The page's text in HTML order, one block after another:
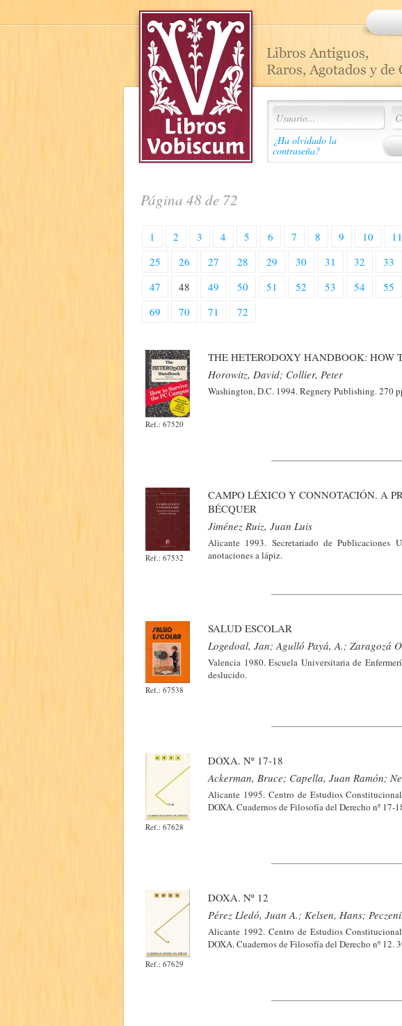
¿Ha olvidado la
contraseña?
Página 48 de 72
1 2 3 4 5 6 7 8 9 10 11
25
26 27 28 29 30 31 32 33
47
48 49 50 51 52 53 54 55
69
70 71 72
Ref.: 67520
THE HETERODOXY HANDBOOK: HOW
Horowitz, David; Collier, Peter
Washington, D.C. 1994. Regnery Publishing. 270
Ref.: 67532
CAMPO LÉXICO Y CONNOTACIÓN. A
BÉCQUER
Jiménez Ruiz, Juan Luis
Alicante 1993. Secretariado de
anotaciones a lápiz.
Ref.: 67538
SALUD ESCOLAR
Logedoal, Jan; Agulló Payá, A.; Zaragozá
Valencia 1980. Escuela Universitaria de
deslucido.
Ref.: 67628
DOXA. Nº 17-18
Ackerman, Bruce; Capella, Juan Ramón;
Alicante 1995. Centro de Estudios
DOXA. Cuadernos de Filosofía del Derecho nº
Ref.: 67629
DOXA. Nº 12
Pérez Lledó, Juan A.; Kelsen, Hans;
Alicante 1992. Centro de Estudios
DOXA. Cuadernos de Filosofía del Derecho nº 12.